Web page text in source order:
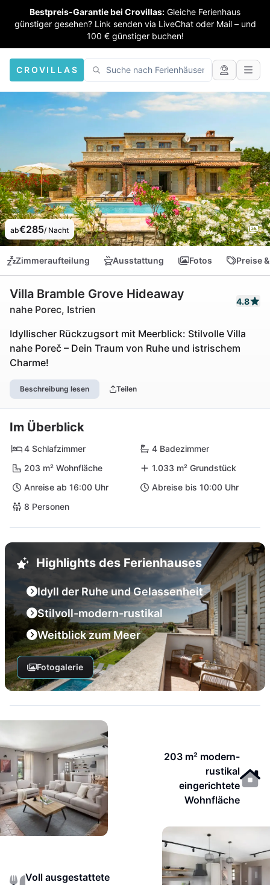
Bestpreis-Garantie bei Crovillas: Gleiche Ferienhaus
günstiger gesehen? Link senden via LiveChat oder Mail – und
100 € günstiger buchen!
CROVILLAS
ab€285/ Nacht
Zimmeraufteilung Ausstattung Fotos Preise
Villa Bramble Grove Hideaway
nahe Porec, Istrien
4.8
Idyllischer Rückzugsort mit Meerblick: Stilvolle Villa
nahe Poreč – Dein Traum von Ruhe und istrischem
Charme!
Beschreibung lesen Teilen
Im Überblick
4 Schlafzimmer
4 Badezimmer
203 m² Wohnfläche
1.033 m² Grundstück
Anreise ab 16:00 Uhr
Abreise bis 10:00 Uhr
8 Personen
Highlights des Ferienhauses
Idyll der Ruhe und Gelassenheit
Stilvoll-modern-rustikal
Weitblick zum Meer
Fotogalerie
203 m² modern-
rustikal
eingerichtete
Wohnfläche
Voll ausgestattete